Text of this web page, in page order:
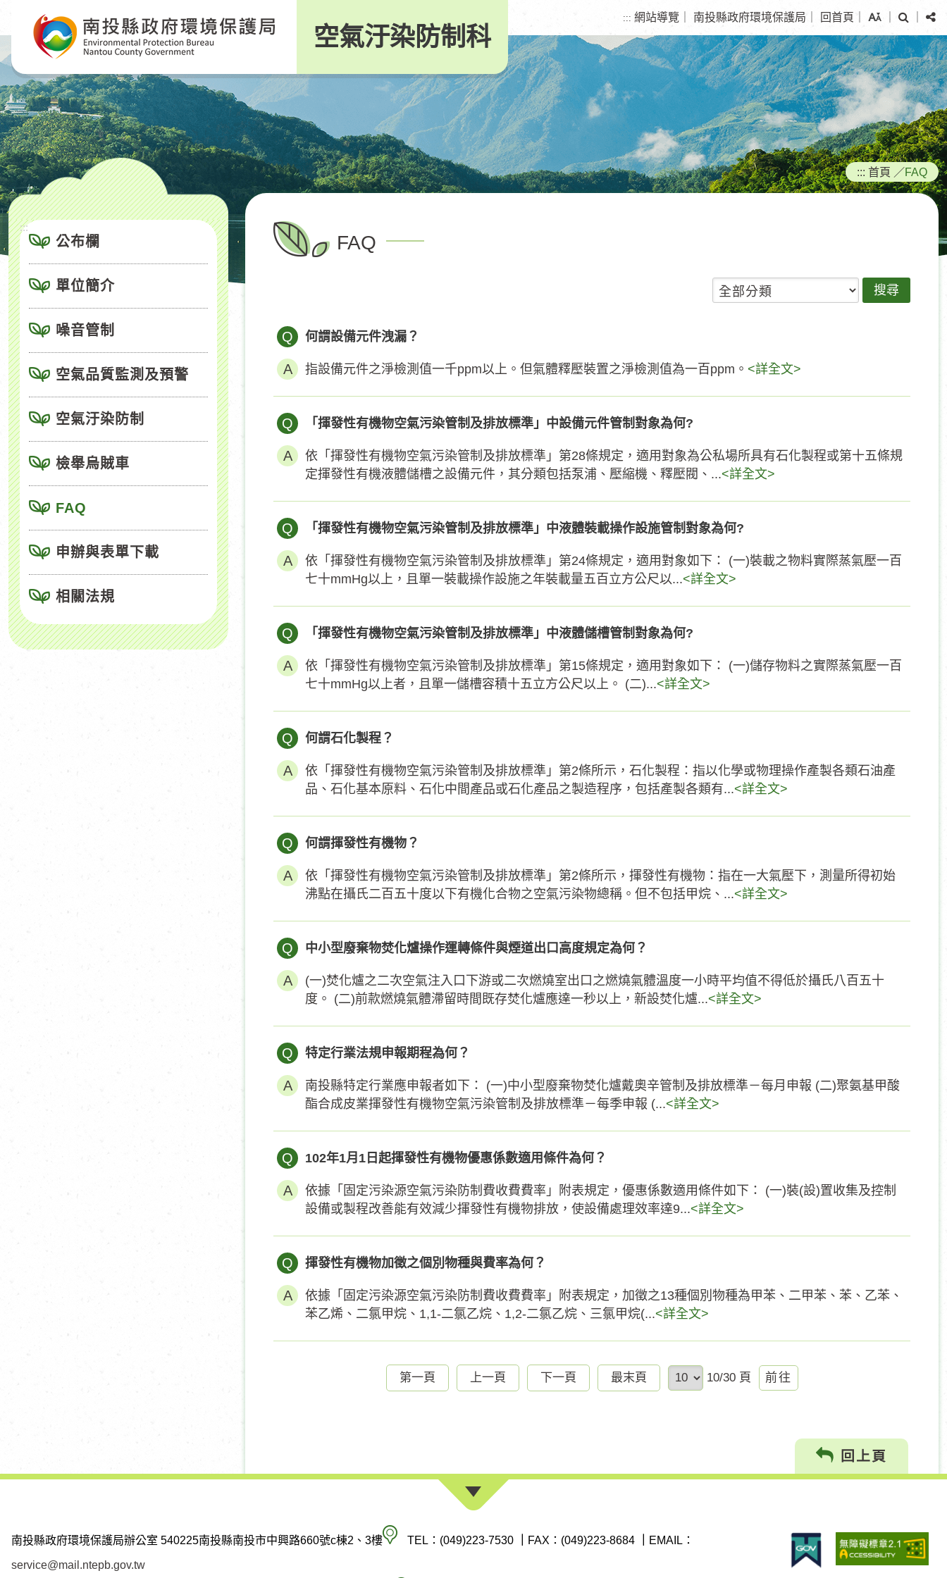
要
內
容
區
塊
空氣汙染防制科
::: 網站導覽 南投縣政府環境保護局 回首頁
尋
分
享
:::
公布欄
單位簡介
噪音管制
空氣品質監測及預警
空氣汙染防制
檢舉烏賊車
FAQ
申辦與表單下載
相關法規
::: 首頁 ／FAQ
FAQ
Q 何謂設備元件洩漏？
指設備元件之淨檢測值一千ppm以上。但氣體釋壓裝置之淨檢測值為一百ppm。 <詳全文>
Q 「揮發性有機物空氣污染管制及排放標準」中設備元件管制對象為何?
依「揮發性有機物空氣污染管制及排放標準」第28條規定，適用對象為公私場所具有石化製程或第十五條規
定揮發性有機液體儲槽之設備元件，其分類包括泵浦、壓縮機、釋壓閥、...<詳全文>
Q 「揮發性有機物空氣污染管制及排放標準」中液體裝載操作設施管制對象為何?
依「揮發性有機物空氣污染管制及排放標準」第24條規定，適用對象如下： (一)裝載之物料實際蒸氣壓一百
七十mmHg以上，且單一裝載操作設施之年裝載量五百立方公尺以...<詳全文>
Q 「揮發性有機物空氣污染管制及排放標準」中液體儲槽管制對象為何?
依「揮發性有機物空氣污染管制及排放標準」第15條規定，適用對象如下： (一)儲存物料之實際蒸氣壓一百
七十mmHg以上者，且單一儲槽容積十五立方公尺以上。 (二)...<詳全文>
Q 何謂石化製程？
依「揮發性有機物空氣污染管制及排放標準」第2條所示，石化製程：指以化學或物理操作產製各類石油產
品、石化基本原料、石化中間產品或石化產品之製造程序，包括產製各類有...<詳全文>
Q 何謂揮發性有機物？
依「揮發性有機物空氣污染管制及排放標準」第2條所示，揮發性有機物：指在一大氣壓下，測量所得初始
沸點在攝氏二百五十度以下有機化合物之空氣污染物總稱。但不包括甲烷、...<詳全文>
Q 中小型廢棄物焚化爐操作運轉條件與煙道出口高度規定為何？
(一)焚化爐之二次空氣注入口下游或二次燃燒室出口之燃燒氣體溫度一小時平均值不得低於攝氏八百五十
度。 (二)前款燃燒氣體滯留時間既存焚化爐應達一秒以上，新設焚化爐...<詳全文>
Q 特定行業法規申報期程為何？
南投縣特定行業應申報者如下： (一)中小型廢棄物焚化爐戴奧辛管制及排放標準－每月申報 (二)聚氨基甲酸
酯合成皮業揮發性有機物空氣污染管制及排放標準－每季申報 (...<詳全文>
Q 102年1月1日起揮發性有機物優惠係數適用條件為何？
依據「固定污染源空氣污染防制費收費費率」附表規定，優惠係數適用條件如下： (一)裝(設)置收集及控制
設備或製程改善能有效減少揮發性有機物排放，使設備處理效率達9...<詳全文>
Q 揮發性有機物加徵之個別物種與費率為何？
依據「固定污染源空氣污染防制費收費費率」附表規定，加徵之13種個別物種為甲苯、二甲苯、苯、乙苯、
苯乙烯、二氯甲烷、1,1-二氯乙烷、1,2-二氯乙烷、三氯甲烷(...<詳全文>
第一頁 上一頁 下一頁 最末頁 10/30 頁
前
往
回上頁
南投縣政府環境保護局辦公室 540225南投縣南投市中興路660號c棟2、3樓南 TEL：(049)223-7530 FAX：(049)223-8684 EMAIL：
service@mail.ntepb.gov.tw